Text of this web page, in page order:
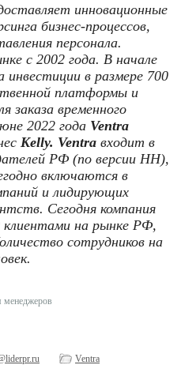
инновационные
бизнес-процессов,
персонала.
с 2002 года. В начале
инвестиции в размере 700
платформы и
заказа временного
2022 года Ventra
Kelly. Ventra входит в
РФ (по версии HH),
включаются в
и лидирующих
Сегодня компания
клиентами на рынке РФ,
сотрудников на
менеджеров
Ventra